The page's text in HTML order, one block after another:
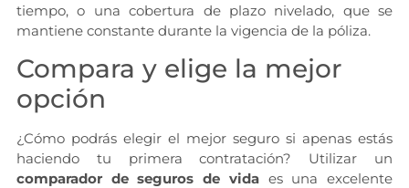
tiempo, o una cobertura de plazo nivelado, que se
mantiene constante durante la vigencia de la póliza.
Compara y elige la mejor
opción
¿Cómo podrás elegir el mejor seguro si apenas estás
haciendo tu primera contratación? Utilizar un
comparador de seguros de vidaes una excelente